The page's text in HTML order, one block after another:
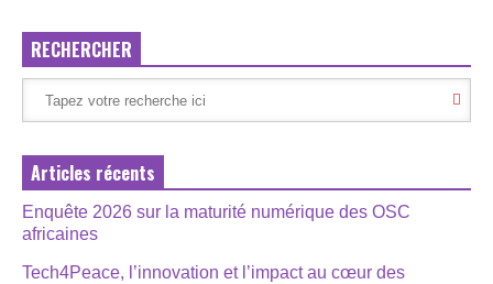
RECHERCHER
Articles récents
Enquête 2026 sur la maturité numérique des OSC
africaines
Tech4Peace, l’innovation et l’impact au cœur des